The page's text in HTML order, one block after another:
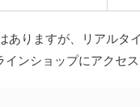
ありますが、リアルタ
ンショップにアクセス